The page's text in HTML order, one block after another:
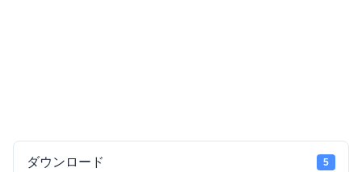
ダウンロード 5